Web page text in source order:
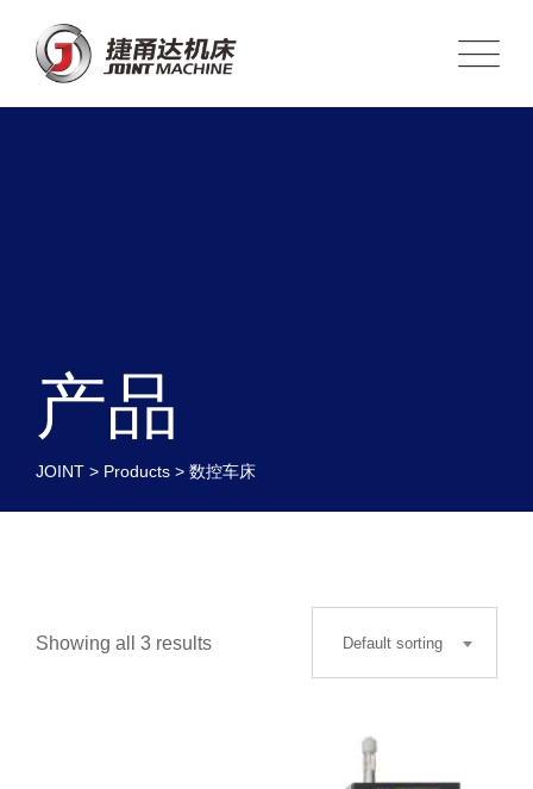
content
产品
JOINT > Products > 数控车床
Showing all 3 results Default sorting